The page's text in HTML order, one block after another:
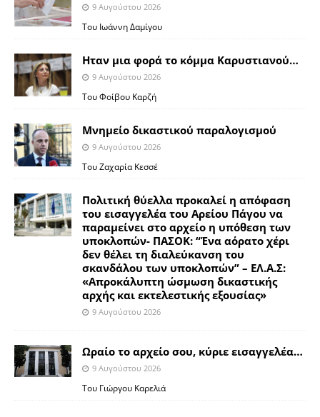
9 Αυγούστου 2026
Toυ Ιωάννη Δαμίγου
Ηταν μια φορά το κόμμα Καρυστιανού…
9 Αυγούστου 2026
Του Φοίβου Καρζή
Μνημείο δικαστικού παραλογισμού
9 Αυγούστου 2026
Του Ζαχαρία Κεσσέ
Πολιτική θύελλα προκαλεί η απόφαση
του εισαγγελέα του Αρείου Πάγου να
παραμείνει στο αρχείο η υπόθεση των
υποκλοπών- ΠΑΣΟΚ: “Ένα αόρατο χέρι
δεν θέλει τη διαλεύκανση του
σκανδάλου των υποκλοπών” – ΕΛ.Α.Σ:
«Απροκάλυπτη ώσμωση δικαστικής
αρχής και εκτελεστικής εξουσίας»
9 Αυγούστου 2026
Ωραίο το αρχείο σου, κύριε εισαγγελέα…
9 Αυγούστου 2026
Του Γιώργου Καρελιά